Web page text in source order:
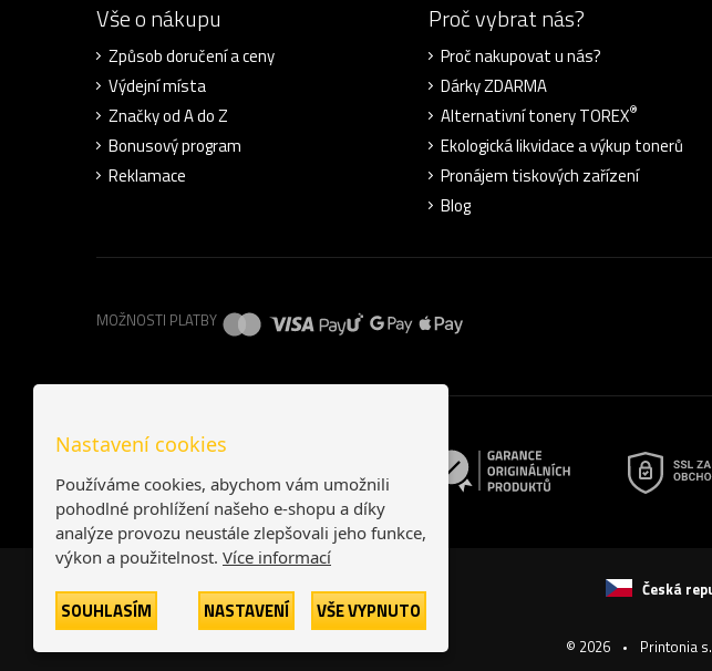
Vše o nákupu
Způsob doručení a ceny
Výdejní místa
Značky od A do Z
Bonusový program
Reklamace
Proč vybrat nás?
Proč nakupovat u nás?
Dárky ZDARMA
Alternativní tonery TOREX®
Ekologická likvidace a výkup tonerů
Pronájem tiskových zařízení
Blog
MOŽNOSTI PLATBY
Česká
© 2026 Printonia
Nastavení cookies
Používáme cookies, abychom vám umožnili
pohodlné prohlížení našeho e-shopu a díky
analýze provozu neustále zlepšovali jeho funkce,
výkon a použitelnost. Více informací
SOUHLASÍM NASTAVENÍ VŠE VYPNUTO